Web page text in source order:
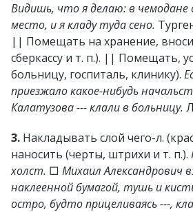
Видишь, что я делаю: в чемодане
место, и я кладу туда сено.
|| Помещать на хранение,
сберкассу и т. п.). || Помещать,
больницу, госпиталь, клинику).
приезжало какое-нибудь
Калатузова --- клали в больницу.
3. Накладывать слой чего-л.
наносить (черты, штрихи и т. п.).
холст. □ Михаил Александрович
наклеенной бумагой, тушь и
остро, будто прицеливаясь ---,